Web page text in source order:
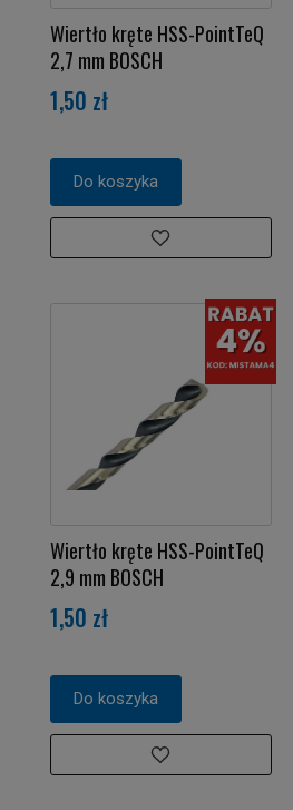
Wiertło kręte HSS-PointTeQ
2,7 mm BOSCH
1,50 zł
Do koszyka
Wiertło kręte HSS-PointTeQ
2,9 mm BOSCH
1,50 zł
Do koszyka